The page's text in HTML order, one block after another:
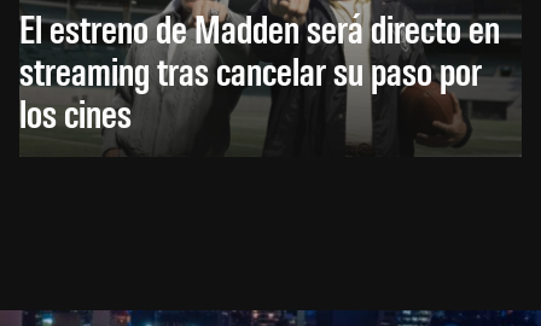
El estreno de Madden será directo en
streaming tras cancelar su paso por
los cines